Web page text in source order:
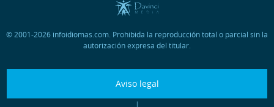
© 2001-2026 infoidiomas.com. Prohibida la reproducción total o parcial sin la
autorización expresa del titular.
Aviso legal
|